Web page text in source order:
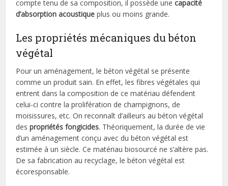
compte tenu de sa composition, il possède unecapacité
d’absorption acoustique plus ou moins grande.
Les propriétés mécaniques du béton
végétal
Pour un aménagement, le béton végétal se présente
comme un produit sain. En effet, les fibres végétales qui
entrent dans la composition de ce matériau défendent
celui-ci contre la prolifération de champignons, de
moisissures, etc. On reconnaît d’ailleurs au béton végétal
despropriétés fongicides. Théoriquement, la durée de vie
d’un aménagement conçu avec du béton végétal est
estimée à un siècle. Ce matériau biosourcé ne s’altère pas.
De sa fabrication au recyclage, le béton végétal est
écoresponsable.